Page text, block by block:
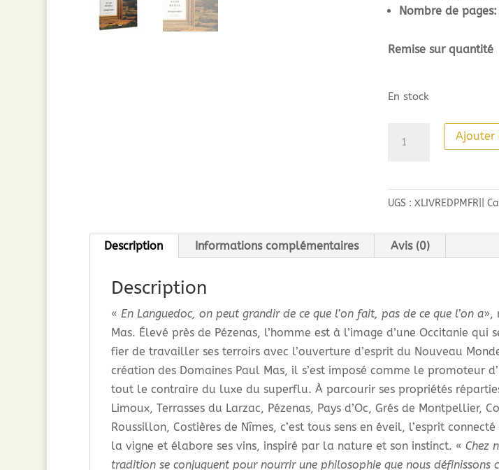
Nombre de pages:
Remise sur quantité
En stock
Paul
Mas
Le
Languedoc
-
Le
livre
en
Français
Ajouter
UGS :XLIVREDPMFR||
Description Informations complémentaires Avis (0)
Description
« En Languedoc, on peut grandir de ce que l’on fait, pas de ce que l’on a»,
Mas. Élevé près de Pézenas, l’homme est à l’image d’une Occitanie qui
fier de travailler ses terroirs avec l’ouverture d’esprit du Nouveau
création des Domaines Paul Mas, il s’est imposé comme le promoteur
tout le contraire du luxe du superflu. À parcourir ses propriétés
Limoux, Terrasses du Larzac, Pézenas, Pays d’Oc, Grés de Montpellier,
Roussillon, Costières de Nîmes, c’est tous sens en éveil, l’esprit
la vigne et élabore ses vins, inspiré par la nature et son instinct. « Chez
tradition se conjuguent pour nourrir une philosophie que nous définissons